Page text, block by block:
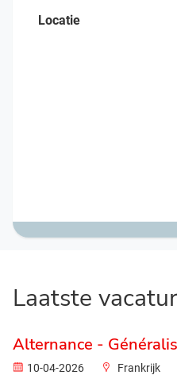
Locatie
Laatste
Alternance -
10-04-2026 Frankrijk